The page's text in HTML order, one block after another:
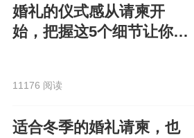
婚礼的仪式感从请柬开
始，把握这5个细节让你的
11176 阅读
适合冬季的婚礼请柬，也